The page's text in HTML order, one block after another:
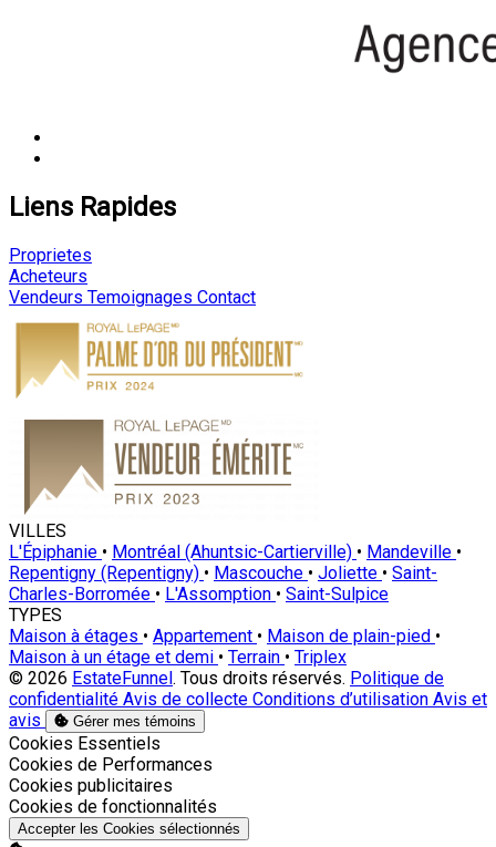
Liens Rapides
Proprietes
Acheteurs
Vendeurs Temoignages Contact
VILLES
L'Épiphanie • Montréal (Ahuntsic-Cartierville) • Mandeville •
Repentigny (Repentigny) • Mascouche • Joliette • Saint-
Charles-Borromée • L'Assomption • Saint-Sulpice
TYPES
Maison à étages • Appartement • Maison de plain-pied •
Maison à un étage et demi • Terrain • Triplex
© 2026 EstateFunnel. Tous droits réservés. Politique de
confidentialité Avis de collecte Conditions d’utilisation Avis et
avis
Gérer mes témoins
Activer
Cookies Essentiels
Activer
Cookies de Performances
Activer
Cookies publicitaires
Activer
Cookies de fonctionnalités
Accepter les Cookies sélectionnés